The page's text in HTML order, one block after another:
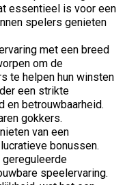
essentieel is voor een
spelers genieten
met een breed
om de
te helpen hun winsten
een strikte
en betrouwbaarheid.
gokkers.
van een
bonussen.
speelervaring.